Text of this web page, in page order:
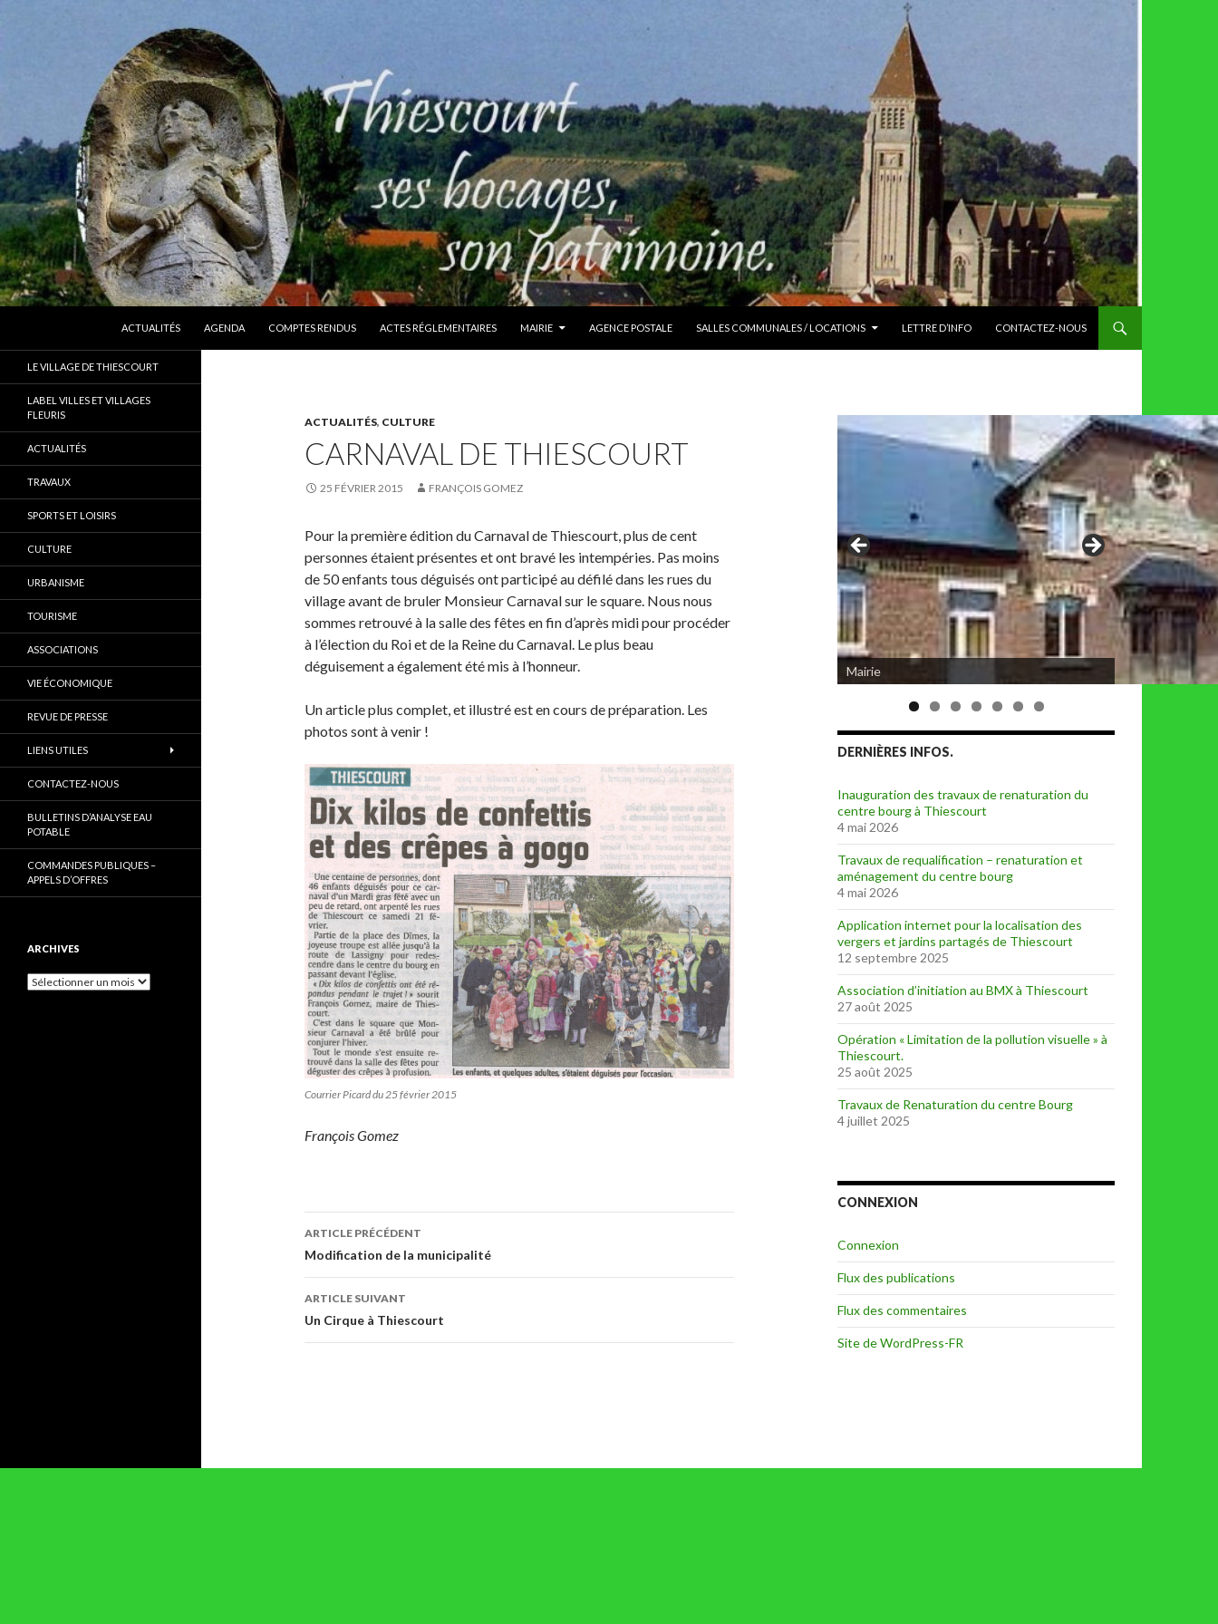
ACTUALITÉS
AGENDA COMPTES RENDUS ACTES RÉGLEMENTAIRES MAIRIE AGENCE POSTALE SALLES COMMUNALES / LOCATIONS LETTRE D’INFO CONTACTEZ-NOUS
ACTUALITÉS, CULTURE
CARNAVAL DE THIESCOURT
25 FÉVRIER 2015 FRANÇOIS GOMEZ
Pour la première édition du Carnaval de Thiescourt, plus de cent
personnes étaient présentes et ont bravé les intempéries. Pas moins
de 50 enfants tous déguisés ont participé au défilé dans les rues du
village avant de bruler Monsieur Carnaval sur le square. Nous nous
sommes retrouvé à la salle des fêtes en fin d’après midi pour procéder
à l’élection du Roi et de la Reine du Carnaval. Le plus beau
déguisement a également été mis à l’honneur.
Un article plus complet, et illustré est en cours de préparation. Les
photos sont à venir !
Courrier Picard du 25 février 2015
François Gomez
Navigation
des
articles
ARTICLE PRÉCÉDENT
Modification de la municipalité
ARTICLE SUIVANT
Un Cirque à Thiescourt
Mairie
Eglise de Thiescourt détruite durant la
grande guerre
DERNIÈRES INFOS.
Inauguration des travaux de renaturation du
centre bourg à Thiescourt
4 mai 2026
Travaux de requalification – renaturation et
aménagement du centre bourg
4 mai 2026
Application internet pour la localisation des
vergers et jardins partagés de Thiescourt
12 septembre 2025
Association d’initiation au BMX à Thiescourt
27 août 2025
Opération « Limitation de la pollution visuelle » à
Thiescourt.
25 août 2025
Travaux de Renaturation du centre Bourg
4 juillet 2025
CONNEXION
Connexion
Flux des publications
Flux des commentaires
Site de WordPress-FR
Thiescourt (Oise)
LE VILLAGE DE THIESCOURT
LABEL VILLES ET VILLAGES
FLEURIS
ACTUALITÉS
TRAVAUX
SPORTS ET LOISIRS
CULTURE
URBANISME
TOURISME
ASSOCIATIONS
VIE ÉCONOMIQUE
REVUE DE PRESSE
LIENS UTILES
CONTACTEZ-NOUS
BULLETINS D’ANALYSE EAU
POTABLE
COMMANDES PUBLIQUES –
APPELS D’OFFRES
ARCHIVES
Archives